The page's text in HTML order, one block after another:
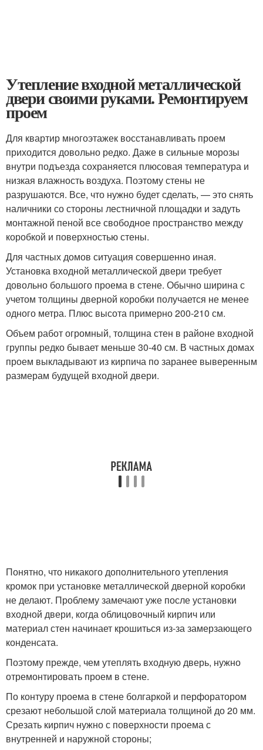
Утепление входной металлической
двери своими руками. Ремонтируем
проем
Для квартир многоэтажек восстанавливать проем
приходится довольно редко. Даже в сильные морозы
внутри подъезда сохраняется плюсовая температура и
низкая влажность воздуха. Поэтому стены не
разрушаются. Все, что нужно будет сделать, — это снять
наличники со стороны лестничной площадки и задуть
монтажной пеной все свободное пространство между
коробкой и поверхностью стены.
Для частных домов ситуация совершенно иная.
Установка входной металлической двери требует
довольно большого проема в стене. Обычно ширина с
учетом толщины дверной коробки получается не менее
одного метра. Плюс высота примерно 200-210 см.
Объем работ огромный, толщина стен в районе входной
группы редко бывает меньше 30-40 см. В частных домах
проем выкладывают из кирпича по заранее выверенным
размерам будущей входной двери.
Понятно, что никакого дополнительного утепления
кромок при установке металлической дверной коробки
не делают. Проблему замечают уже после установки
входной двери, когда облицовочный кирпич или
материал стен начинает крошиться из-за замерзающего
конденсата.
Поэтому прежде, чем утеплять входную дверь, нужно
отремонтировать проем в стене.
По контуру проема в стене болгаркой и перфоратором
срезают небольшой слой материала толщиной до 20 мм.
Срезать кирпич нужно с поверхности проема с
внутренней и наружной стороны;